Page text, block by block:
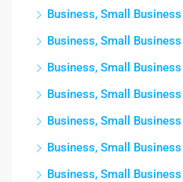
Business, Small Business
Business, Small Business
Business, Small Business
Business, Small Business
Business, Small Business
Business, Small Business
Business, Small Business